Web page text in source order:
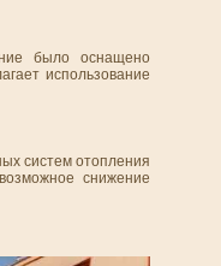
было оснащено
использование
систем отопления
снижение